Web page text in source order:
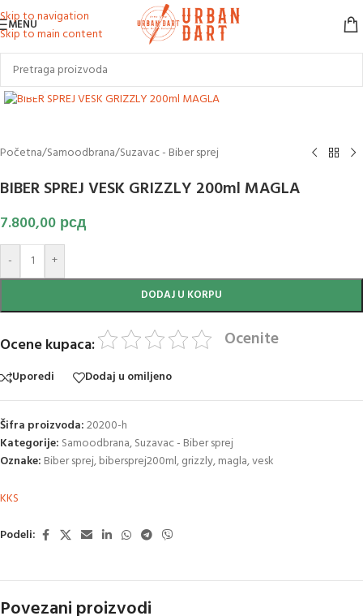
Skip to navigation
Skip to main content
MENU
Klikni za uvećanje slike
Početna/Samoodbrana/Suzavac - Biber sprej
BIBER SPREJ VESK GRIZZLY 200ml MAGLA
7.800,00 рсд
- +
DODAJ U KORPU
Ocene kupaca: Ocenite
Uporedi Dodaj u omiljeno
Šifra proizvoda:20200-h
Kategorije: Samoodbrana,Suzavac - Biber sprej
Oznake: Biber sprej,bibersprej200ml,grizzly,magla,vesk
KKS
Podeli:
Povezani proizvodi